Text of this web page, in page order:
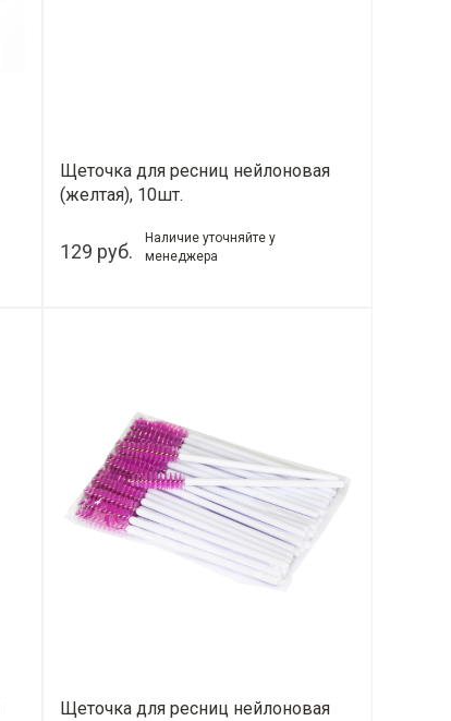
Щеточка для ресниц нейлоновая
(желтая), 10шт.
129 руб.
Наличие уточняйте у
менеджера
Щеточка для ресниц нейлоновая